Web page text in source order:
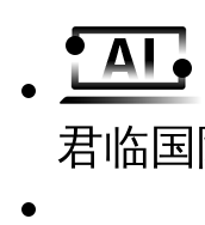
君临